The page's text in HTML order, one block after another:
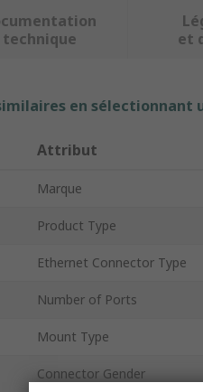
technique
et
en sélectionnant
Attribut
Marque
Product Type
Ethernet Connector Type
Number of Ports
Mount Type
Connector Gender